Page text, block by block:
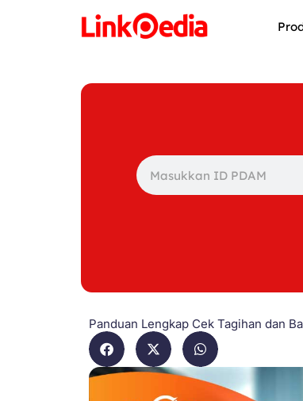
Search
Panduan Lengkap Cek Tagihan dan